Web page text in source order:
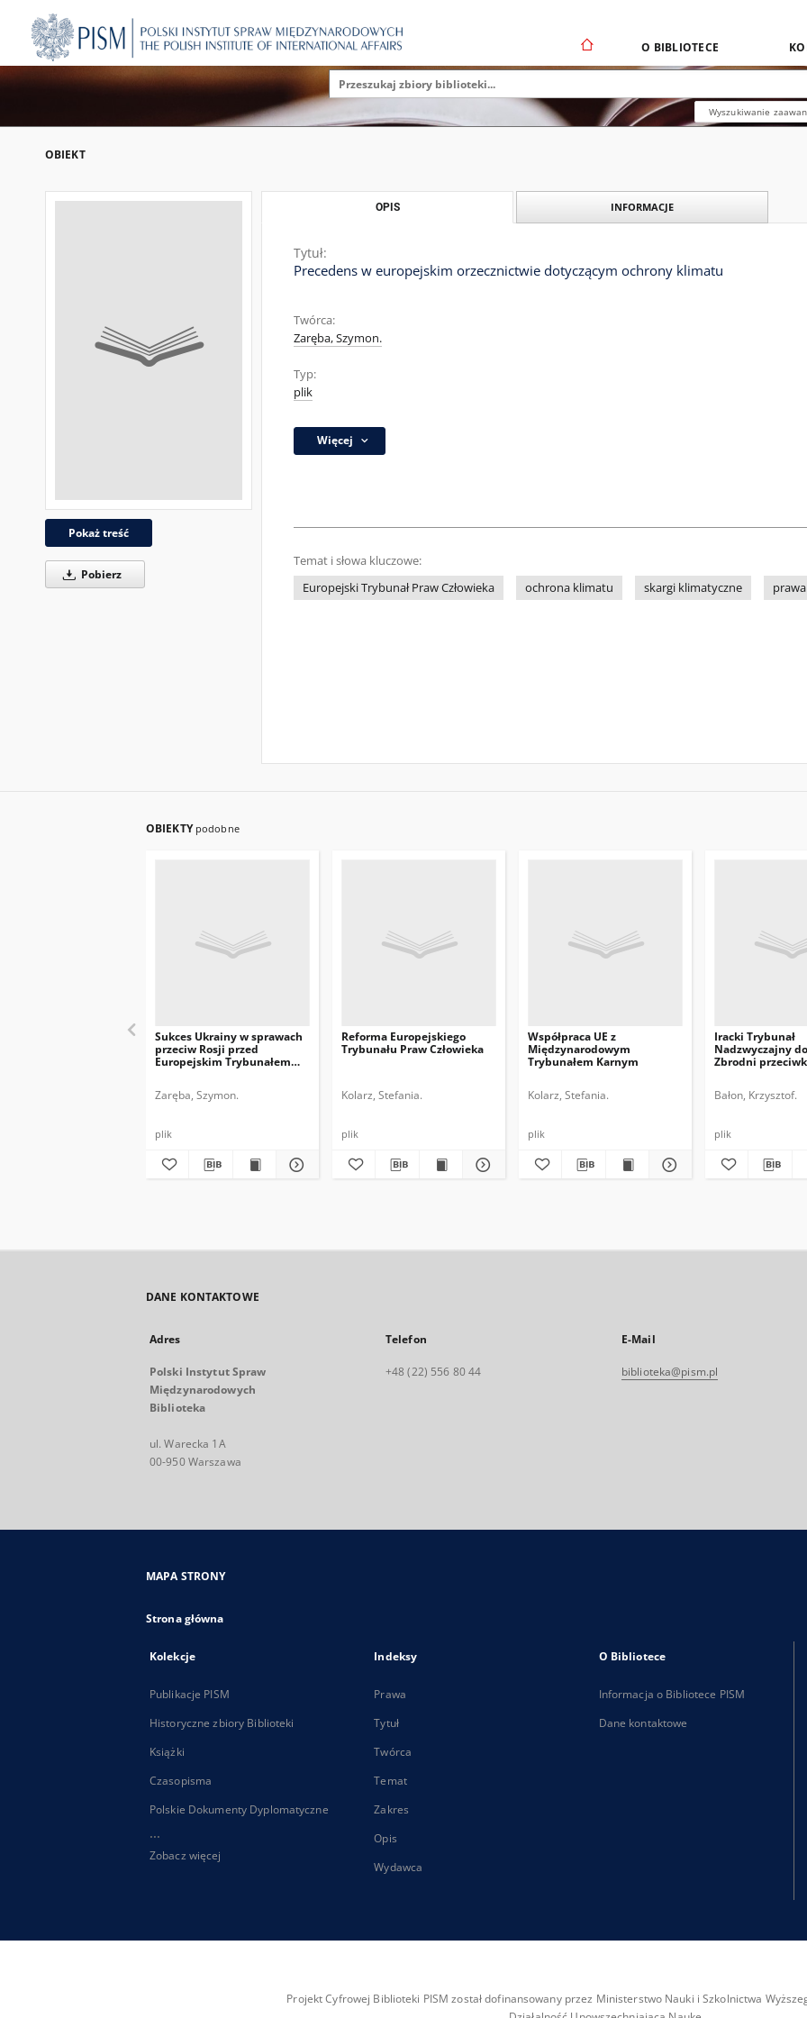
O BIBLIOTECE
Wyszukiwanie
OBIEKT
Pokaż treść
Pobierz
OPIS INFORMACJE
Tytuł:
Precedens w europejskim orzecznictwie dotyczącym ochrony klimatu
Twórca:
Zaręba, Szymon.
Typ:
plik
Więcej
Temat i słowa kluczowe:
Europejski Trybunał Praw Człowieka
ochrona klimatu skargi klimatyczne
OBIEKTY podobne
Sukces Ukrainy w sprawach
przeciw Rosji przed
Europejskim Trybunałem
Zaręba, Szymon.
plik
Reforma Europejskiego
Trybunału Praw Człowieka
Kolarz, Stefania.
plik
Współpraca UE z
Międzynarodowym
Trybunałem Karnym
Kolarz, Stefania.
plik
Iracki Trybunał
Nadzwyczajny
Zbrodni
Bałon, Krzysztof.
plik
DANE KONTAKTOWE
Adres
Polski Instytut Spraw
Międzynarodowych
Biblioteka
ul. Warecka 1A
00-950 Warszawa
Telefon
+48 (22) 556 80 44
E-Mail
biblioteka@pism.pl
MAPA STRONY
Strona główna
Kolekcje
Publikacje PISM
Historyczne zbiory Biblioteki
Książki
Czasopisma
Polskie Dokumenty Dyplomatyczne
...
Zobacz więcej
Indeksy
Prawa
Tytuł
Twórca
Temat
Zakres
Opis
Wydawca
O Bibliotece
Informacja o Bibliotece PISM
Dane kontaktowe
Projekt Cyfrowej Biblioteki PISM został dofinansowany przez Ministerstwo Nauki i Szkolnictwa